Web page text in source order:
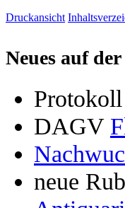
Druckansicht
Neues auf
DAGV
neue